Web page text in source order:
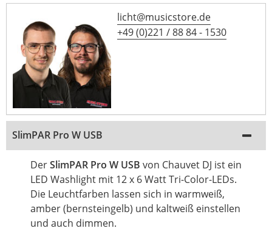
licht@musicstore.de
+49 (0)221 / 88 84 - 1530
SlimPAR Pro W USB
DerSlimPAR Pro W USB von Chauvet DJ ist ein
LED Washlight mit 12 x 6 Watt Tri-Color-LEDs.
Die Leuchtfarben lassen sich in warmweiß,
amber (bernsteingelb) und kaltweiß einstellen
und auch dimmen.